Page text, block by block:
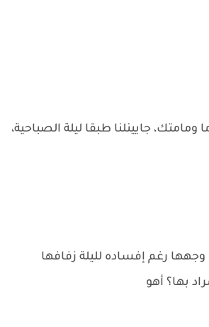
جايينلنا طبقا ليلة الصباحية،
رغم إفساده لليلة زفافها
بها؟ أهو